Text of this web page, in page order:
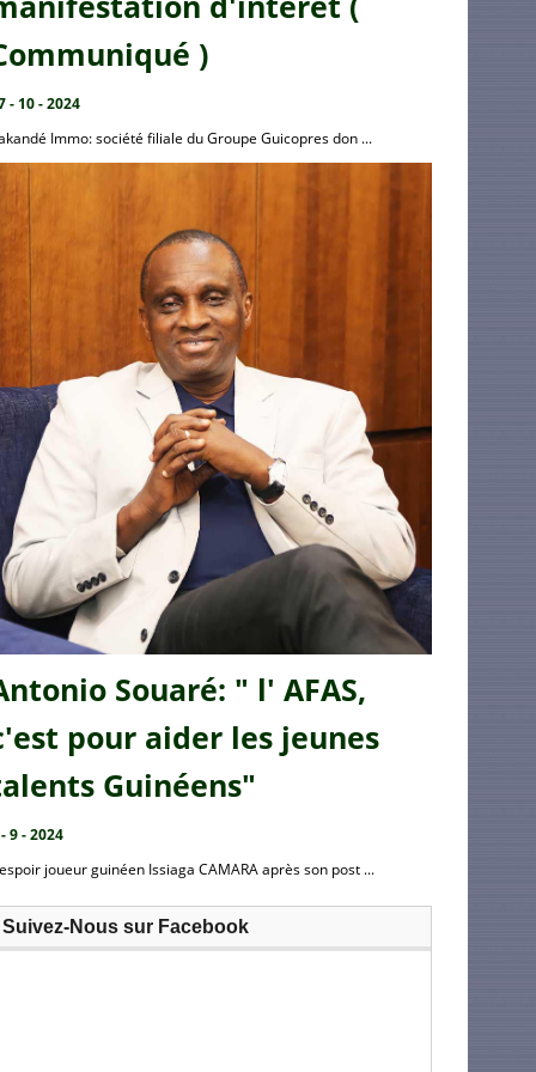
)
- 10 - 2024
Immo: société filiale du Groupe Guicopres don ...
Souaré: " l' AFAS,
pour aider les jeunes
Guinéens"
9 - 2024
joueur guinéen Issiaga CAMARA après son post ...
Suivez-Nous sur Facebook